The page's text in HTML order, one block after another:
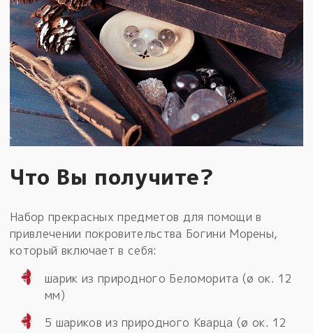
Что Вы получите?
Набор прекрасных предметов для помощи в
привлечении покровительства Богини Морены,
который включает в себя:
шарик из природного Беломорита (ø ок. 12
мм)
5 шариков из природного Кварца (ø ок. 12